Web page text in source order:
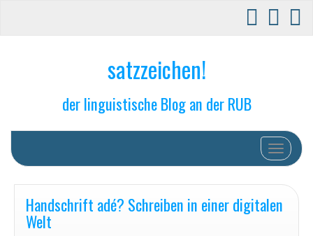
satzzeichen!
der linguistische Blog an der RUB
Schalte
Handschrift adé? Schreiben in einer digitalen
Welt